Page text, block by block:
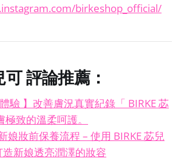
birkeshop_official/
可評論推薦：
驗 】改善膚況真實紀錄「 BIRKE 苾
致的溫柔呵護。
娘妝前保養流程 – 使用 BIRKE 苾兒
新娘透亮潤澤的妝容